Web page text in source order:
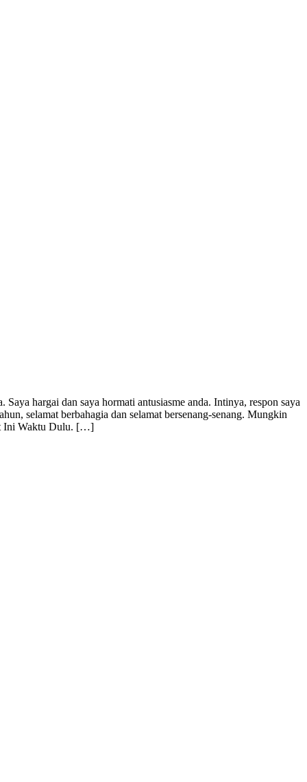
hargai dan saya hormati antusiasme anda. Intinya, respon saya
selamat berbahagia dan selamat bersenang-senang. Mungkin
Ini Waktu Dulu. […]